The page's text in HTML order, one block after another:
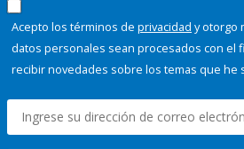
Acepto los términos de privacidad y otorgo
datos personales sean procesados con el
recibir novedades sobre los temas que he